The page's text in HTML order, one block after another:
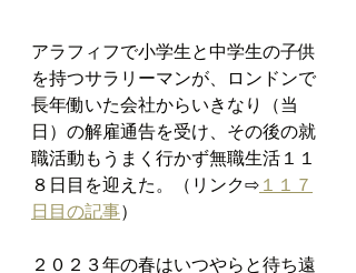
アラフィフで小学生と中学生の子供
を持つサラリーマンが、ロンドンで
長年働いた会社からいきなり（当
日）の解雇通告を受け、その後の就
職活動もうまく行かず無職生活１１
８日目を迎えた。（リンク⇨１１７
日目の記事）
２０２３年の春はいつやらと待ち遠